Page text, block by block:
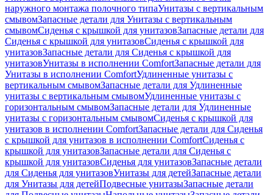
наружного монтажа полочного типаУнитазы с вертикальным
смывомЗапасные детали для Унитазы с вертикальным
смывомСиденья с крышкой для унитазовЗапасные детали для
Сиденья с крышкой для унитазовСиденья с крышкой для
унитазовЗапасные детали для Сиденья с крышкой для
унитазовУнитазы в исполнении ComfortЗапасные детали для
Унитазы в исполнении ComfortУдлиненные унитазы с
вертикальным смывомЗапасные детали для Удлиненные
унитазы с вертикальным смывомУдлиненные унитазы с
горизонтальным смывомЗапасные детали для Удлиненные
унитазы с горизонтальным смывомСиденья с крышкой для
унитазов в исполнении ComfortЗапасные детали для Сиденья
с крышкой для унитазов в исполнении ComfortСиденья с
крышкой для унитазовЗапасные детали для Сиденья с
крышкой для унитазовСиденья для унитазовЗапасные детали
для Сиденья для унитазовУнитазы для детейЗапасные детали
для Унитазы для детейПодвесные унитазыЗапасные детали